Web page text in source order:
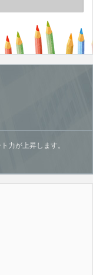
力が上昇します。